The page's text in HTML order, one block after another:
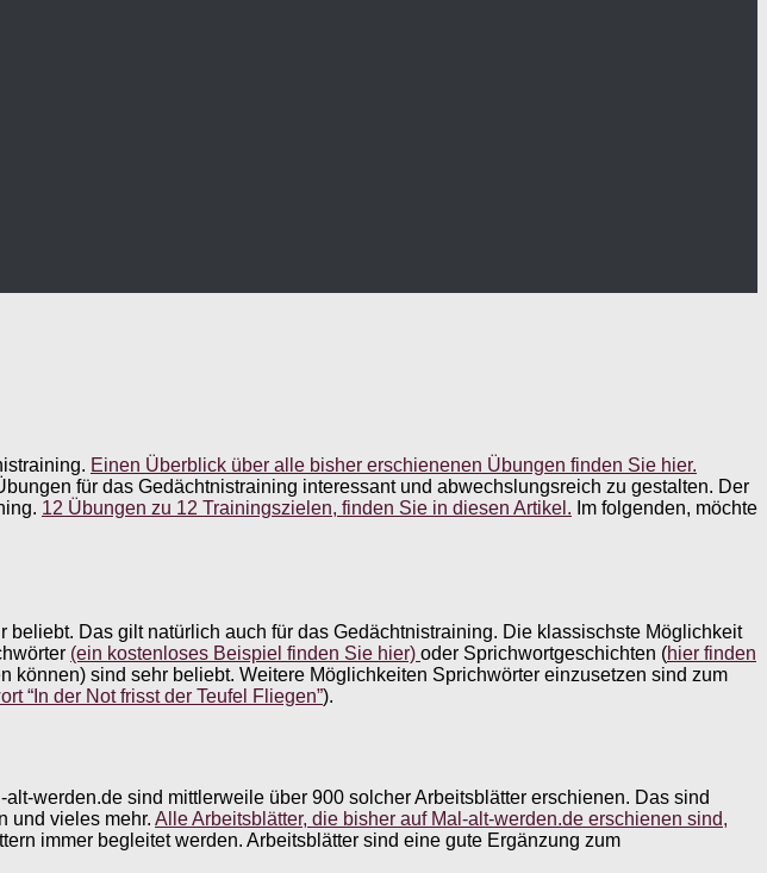
Einen Überblick über alle bisher erschienenen Übungen finden Sie hier.
für das Gedächtnistraining interessant und abwechslungsreich zu gestalten. Der
12 Übungen zu 12 Trainingszielen, finden Sie in diesen Artikel. Im folgenden, möchte
Das gilt natürlich auch für das Gedächtnistraining. Die klassischste Möglichkeit
(ein kostenloses Beispiel finden Sie hier) oder Sprichwortgeschichten (hier finden
können) sind sehr beliebt. Weitere Möglichkeiten Sprichwörter einzusetzen sind zum
“In der Not frisst der Teufel Fliegen”).
werden.de sind mittlerweile über 900 solcher Arbeitsblätter erschienen. Das sind
und vieles mehr. Alle Arbeitsblätter, die bisher auf Mal-alt-werden.de erschienen sind,
immer begleitet werden. Arbeitsblätter sind eine gute Ergänzung zum